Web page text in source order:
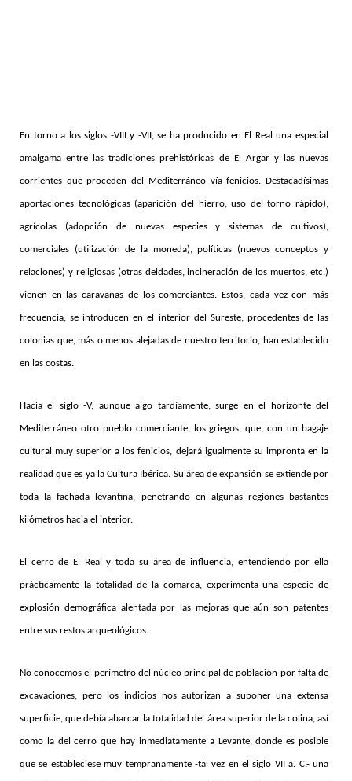
En torno a los siglos -VIII y -VII, se ha producido en El Real una especial
amalgama entre las tradiciones prehistóricas de El Argar y las nuevas
corrientes que proceden del Mediterráneo vía fenicios. Destacadísimas
aportaciones tecnológicas (aparición del hierro, uso del torno rápido),
agrícolas (adopción de nuevas especies y sistemas de cultivos),
comerciales (utilización de la moneda), políticas (nuevos conceptos y
relaciones) y religiosas (otras deidades, incineración de los muertos, etc.)
vienen en las caravanas de los comerciantes. Estos, cada vez con más
frecuencia, se introducen en el interior del Sureste, procedentes de las
colonias que, más o menos alejadas de nuestro territorio, han establecido
en las costas.
Hacia el siglo -V, aunque algo tardíamente, surge en el horizonte del
Mediterráneo otro pueblo comerciante, los griegos, que, con un bagaje
cultural muy superior a los fenicios, dejará igualmente su impronta en la
realidad que es ya la Cultura Ibérica. Su área de expansión se extiende por
toda la fachada levantina, penetrando en algunas regiones bastantes
kilómetros hacia el interior.
El cerro de El Real y toda su área de influencia, entendiendo por ella
prácticamente la totalidad de la comarca, experimenta una especie de
explosión demográfica alentada por las mejoras que aún son patentes
entre sus restos arqueológicos.
No conocemos el perímetro del núcleo principal de población por falta de
excavaciones, pero los indicios nos autorizan a suponer una extensa
superficie, que debía abarcar la totalidad del área superior de la colina, así
como la del cerro que hay inmediatamente a Levante, donde es posible
que se estableciese muy tempranamente -tal vez en el siglo VII a. C.- una